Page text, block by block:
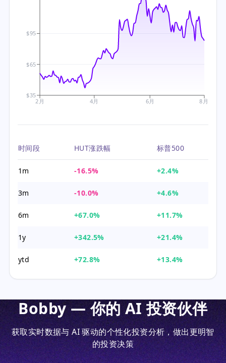
2月 4月 6月 8月
$35
$65
$95
时间段 HUT涨跌幅 标普500
1m -16.5% +2.4%
3m -10.0% +4.6%
6m +67.0% +11.7%
1y +342.5% +21.4%
ytd +72.8% +13.4%
Bobby — 你的 AI 投资伙伴
获取实时数据与 AI 驱动的个性化投资分析，做出更明智
的投资决策